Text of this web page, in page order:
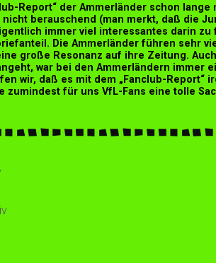
Report“ der Ammerländer schon
nicht berauschend (man merkt, daß die
immer viel interessantes darin zu
Die Ammerländer führen sehr
große Resonanz auf ihre Zeitung.
war bei den Ammerländern immer
wir, daß es mit dem „Fanclub-Report“
zumindest für uns VfL-Fans eine tolle